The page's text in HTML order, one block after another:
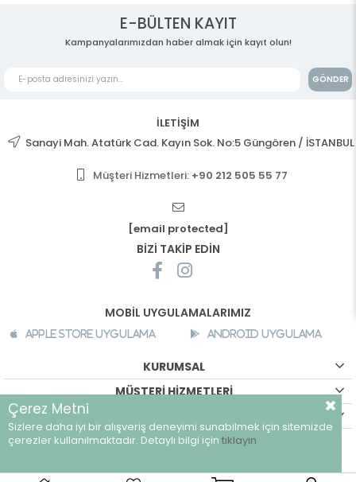
E-BÜLTEN KAYIT
Kampanyalarımızdan haber almak için kayıt olun!
GÖNDER
İLETİŞİM
Sanayi Mah. Atatürk Cad. Kayın Sok. No:5 Güngören / İSTANBUL
Müşteri Hizmetleri: +90 212 505 55 77
[email protected]
BİZİ TAKİP EDİN
MOBİL UYGULAMALARIMIZ
Apple Store Uygulama Android Uygulama
KURUMSAL
MÜŞTERİ HİZMETLERİ
©breeze.com.tr - Tüm hakları saklıdır.
Çerez Metni
Sizlere daha iyi bir alışveriş deneyimi sunabilmek için sitemizde
çerezler kullanılmaktadır. Detaylı bilgi için tıklayın